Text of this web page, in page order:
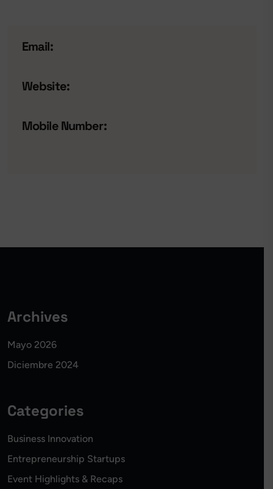
Email:
Website:
Mobile Number:
Archives
Mayo 2026
Diciembre 2024
Categories
Business Innovation
Entrepreneurship Startups
Event Highlights & Recaps